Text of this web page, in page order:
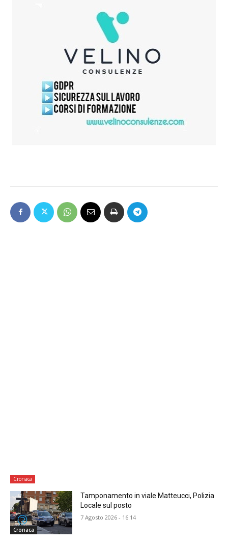
Cronaca
Cronaca
Tamponamento in viale Matteucci, Polizia
Locale sul posto
7 Agosto 2026 - 16:14